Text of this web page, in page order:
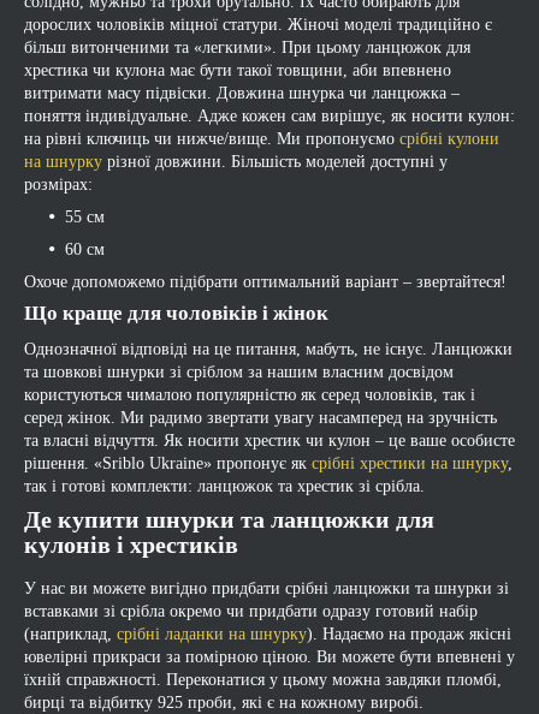
дорослих чоловіків міцної статури. Жіночі моделі традиційно є
більш витонченими та «легкими». При цьому ланцюжок для
хрестика чи кулона має бути такої товщини, аби впевнено
витримати масу підвіски. Довжина шнурка чи ланцюжка –
поняття індивідуальне. Адже кожен сам вирішує, як носити кулон:
на рівні ключиць чи нижче/вище. Ми пропонуємо срібні кулони
на шнурку різної довжини. Більшість моделей доступні у
розмірах:
55 см
60 см
Охоче допоможемо підібрати оптимальний варіант – звертайтеся!
Що краще для чоловіків і жінок
Однозначної відповіді на це питання, мабуть, не існує. Ланцюжки
та шовкові шнурки зі сріблом за нашим власним досвідом
користуються чималою популярністю як серед чоловіків, так і
серед жінок. Ми радимо звертати увагу насамперед на зручність
та власні відчуття. Як носити хрестик чи кулон – це ваше особисте
рішення. «Sriblo Ukraine» пропонує як срібні хрестики на шнурку,
так і готові комплекти: ланцюжок та хрестик зі срібла.
Де купити шнурки та ланцюжки для
кулонів і хрестиків
У нас ви можете вигідно придбати срібні ланцюжки та шнурки зі
вставками зі срібла окремо чи придбати одразу готовий набір
(наприклад, срібні ладанки на шнурку). Надаємо на продаж якісні
ювелірні прикраси за помірною ціною. Ви можете бути впевнені у
їхній справжності. Переконатися у цьому можна завдяки пломбі,
бирці та відбитку 925 проби, які є на кожному виробі.